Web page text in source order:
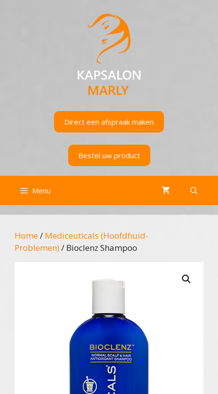
Direct een afspraak maken
Bestel uw product
Menu
Home/ Mediceuticals (Hoofdhuid-
Problemen)/ Bioclenz Shampoo